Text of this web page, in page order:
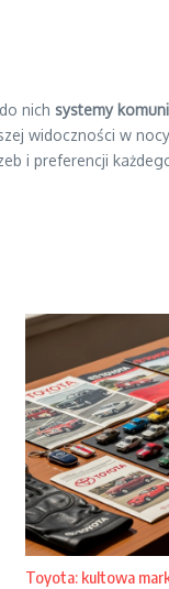
nich systemy
widoczności w
i preferencji
Toyota: kultowa